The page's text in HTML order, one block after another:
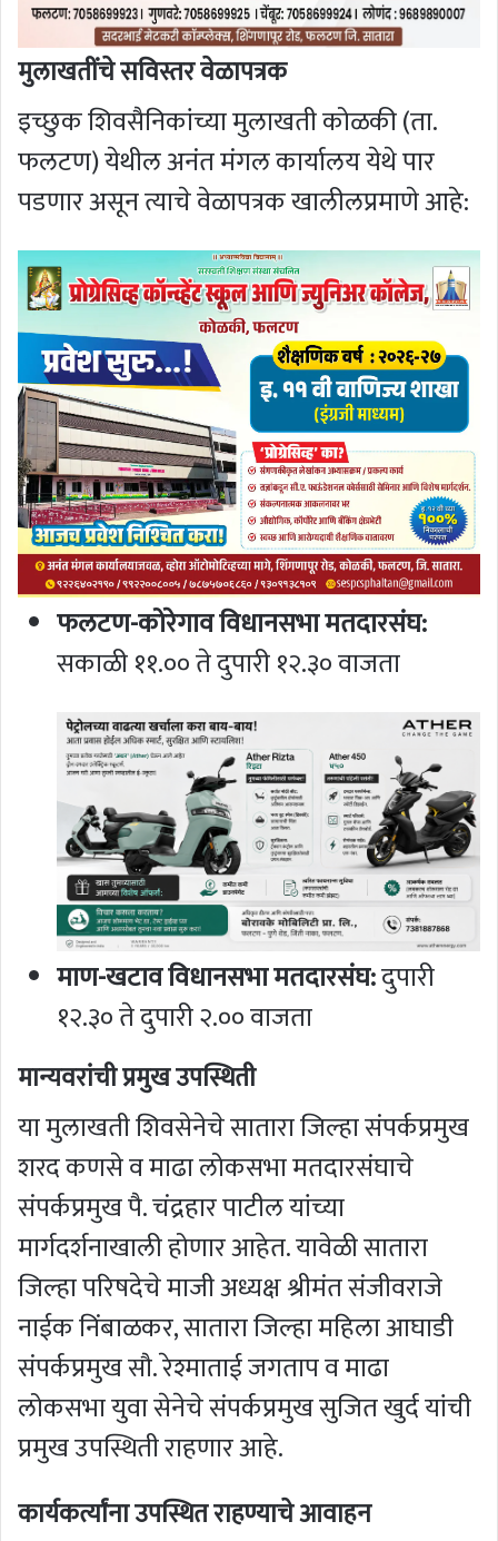
मुलाखतींचे सविस्तर वेळापत्रक
इच्छुक शिवसैनिकांच्या मुलाखती कोळकी (ता.
फलटण) येथील अनंत मंगल कार्यालय येथे पार
पडणार असून त्याचे वेळापत्रक खालीलप्रमाणे आहे:
फलटण-कोरेगाव विधानसभा मतदारसंघ:
सकाळी ११.०० ते दुपारी १२.३० वाजता
माण-खटाव विधानसभा मतदारसंघ:दुपारी
१२.३० ते दुपारी २.०० वाजता
मान्यवरांची प्रमुख उपस्थिती
या मुलाखती शिवसेनेचे सातारा जिल्हा संपर्कप्रमुख
शरद कणसे व माढा लोकसभा मतदारसंघाचे
संपर्कप्रमुख पै. चंद्रहार पाटील यांच्या
मार्गदर्शनाखाली होणार आहेत. यावेळी सातारा
जिल्हा परिषदेचे माजी अध्यक्ष श्रीमंत संजीवराजे
नाईक निंबाळकर, सातारा जिल्हा महिला आघाडी
संपर्कप्रमुख सौ. रेश्माताई जगताप व माढा
लोकसभा युवा सेनेचे संपर्कप्रमुख सुजित खुर्द यांची
प्रमुख उपस्थिती राहणार आहे.
कार्यकर्त्यांना उपस्थित राहण्याचे आवाहन